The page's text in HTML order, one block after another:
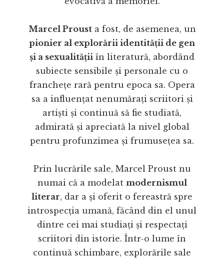
Marcel Prousta fost, de asemenea, un
pionier al explorării identității de gen
și a sexualității în literatură, abordând
subiecte sensibile și personale cu o
franchețe rară pentru epoca sa. Opera
sa a influențat nenumărați scriitori și
artiști și continuă să fie studiată,
admirată și apreciată la nivel global
pentru profunzimea și frumusețea sa.
Prin lucrările sale, Marcel Proust nu
numai că a modelat modernismul
literar, dar a și oferit o fereastră spre
introspecția umană, făcând din el unul
dintre cei mai studiați și respectați
scriitori din istorie. Într-o lume în
continuă schimbare, explorările sale